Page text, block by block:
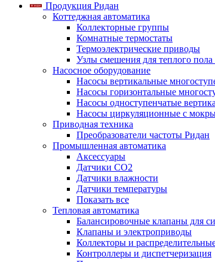
Продукция Ридан
Коттеджная автоматика
Коллекторные группы
Комнатные термостаты
Термоэлектрические приводы
Узлы смешения для теплого пола
Насосное оборудование
Насосы вертикальные
Насосы горизонтальные
Насосы одноступенчатые
Насосы циркуляционные с
Приводная техника
Преобразователи частоты Ридан
Промышленная автоматика
Аксессуары
Датчики CO2
Датчики влажности
Датчики температуры
Показать все
Тепловая автоматика
Балансировочные клапаны для
Клапаны и электроприводы
Коллекторы и
Контроллеры и диспетчеризация